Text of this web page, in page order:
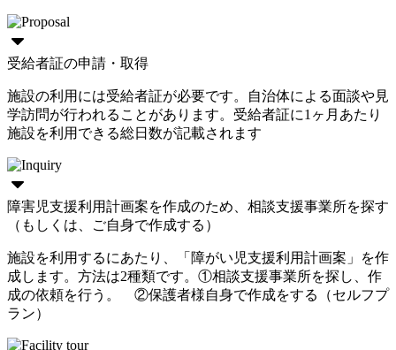
受給者証の申請・取得
施設の利用には受給者証が必要です。自治体による面談や見
学訪問が行われることがあります。受給者証に1ヶ月あたり
施設を利用できる総日数が記載されます
障害児支援利用計画案を作成のため、相談支援事業所を探す
（もしくは、ご自身で作成する）
施設を利用するにあたり、「障がい児支援利用計画案」を作
成します。方法は2種類です。①相談支援事業所を探し、作
成の依頼を行う。 ②保護者様自身で作成をする（セルフプ
ラン）